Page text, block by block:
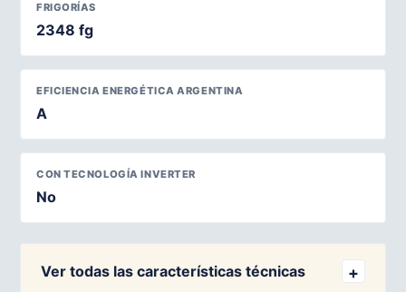
FRIGORÍAS
2348 fg
EFICIENCIA ENERGÉTICA ARGENTINA
A
CON TECNOLOGÍA INVERTER
No
Ver todas las características técnicas